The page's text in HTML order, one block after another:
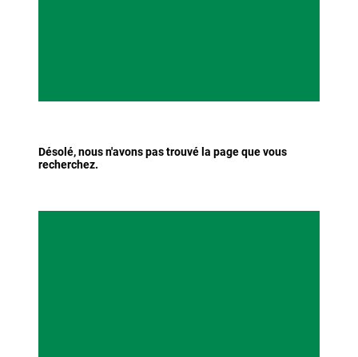
Désolé, nous n'avons pas trouvé la page que vous
recherchez.